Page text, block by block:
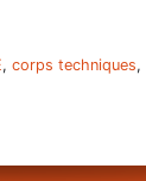
, corps techniques,